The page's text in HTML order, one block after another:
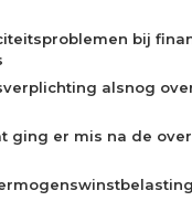
bij
alsnog
ging er mis na de